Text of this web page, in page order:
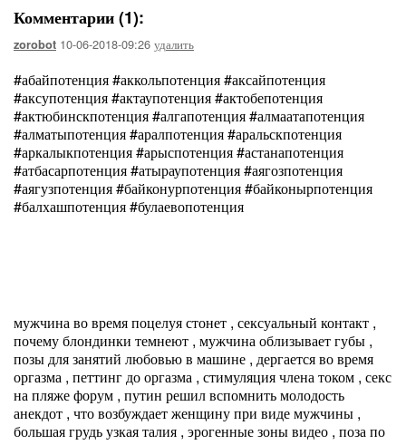
Комментарии (1):
zorobot 10-06-2018-09:26 удалить
#абайпотенция #аккольпотенция #аксайпотенция
#аксупотенция #актаупотенция #актобепотенция
#актюбинскпотенция #алгапотенция #алмаатапотенция
#алматыпотенция #аралпотенция #аральскпотенция
#аркалыкпотенция #арыспотенция #астанапотенция
#атбасарпотенция #атыраупотенция #аягозпотенция
#аягузпотенция #байконурпотенция #байконырпотенция
#балхашпотенция #булаевопотенция
мужчина во время поцелуя стонет , сексуальный контакт ,
почему блондинки темнеют , мужчина облизывает губы ,
позы для занятий любовью в машине , дергается во время
оргазма , петтинг до оргазма , стимуляция члена током , секс
на пляже форум , путин решил вспомнить молодость
анекдот , что возбуждает женщину при виде мужчины ,
большая грудь узкая талия , эрогенные зоны видео , поза по